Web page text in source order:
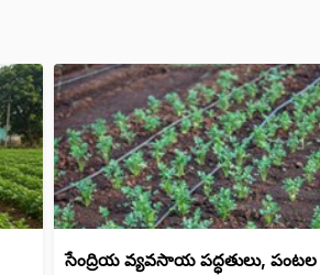
సేంద్రియ వ్యవసాయ పద్ధతులు, పంటల